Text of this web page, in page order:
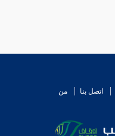
اتصل بنا
من